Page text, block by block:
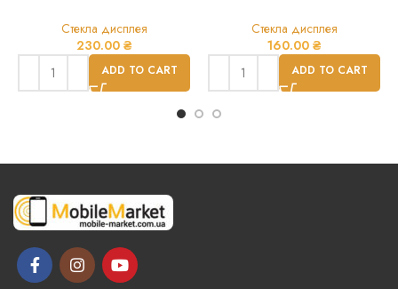
Стекла дисплея
230.00 ₴
ADD TO CART
Стекла дисплея
160.00 ₴
ADD TO CART